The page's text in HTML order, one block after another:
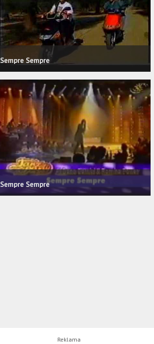
Sempre Sempre
Sempre Sempre